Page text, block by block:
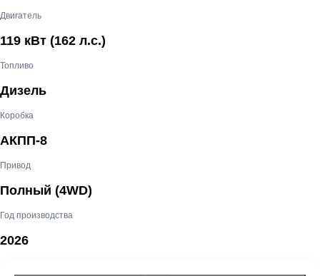
Двигатель
119 кВт (162 л.с.)
Топливо
Дизель
Коробка
АКПП-8
Привод
Полный (4WD)
Год производства
2026